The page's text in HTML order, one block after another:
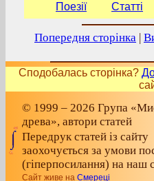
Поезії Статті
Попередня сторінка |
Сподобалась сторінка?
© 1999 – 2026 Група
древа», автори статей
Передрук статей із сайту
заохочується за умови
(гіперпосилання) на наш
Сайт живе на Смереці